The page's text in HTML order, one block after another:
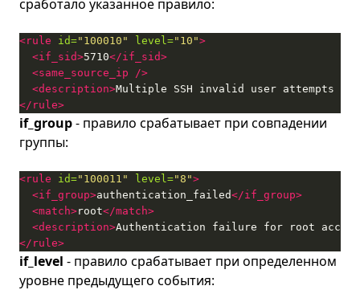
сработало указанное правило:
<rule id="100010" level="10">
<if_sid>5710</if_sid>
<same_source_ip
/>
<description>Multiple SSH invalid user attempts
</rule>
if_group- правило срабатывает при совпадении
группы:
<rule id="100011" level="8">
<if_group>authentication_failed</if_group>
<match>root</match>
<description>Authentication failure for root
</rule>
if_level - правило срабатывает при определенном
уровне предыдущего события: